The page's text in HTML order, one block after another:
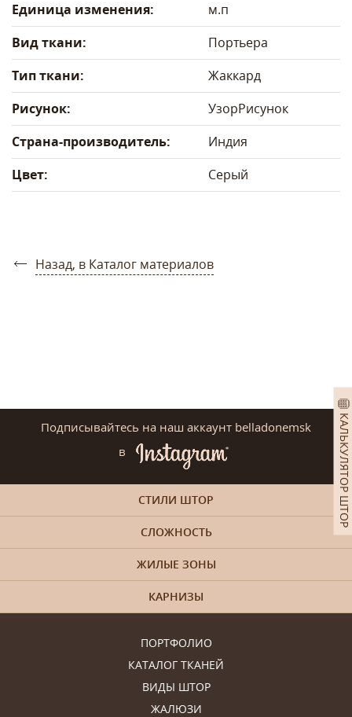
КАЛЬКУЛЯТОР ШТОР
Единица изменения:
м.п
Вид ткани:
Портьера
Тип ткани:
Жаккард
Рисунок:
УзорРисунок
Страна-производитель:
Индия
Цвет:
Серый
Назад, в Каталог материалов
Подписывайтесь на наш аккаунт belladonemsk
в
ПОРТФОЛИО
КАТАЛОГ ТКАНЕЙ
ВИДЫ ШТОР
ЖАЛЮЗИ
СТИЛИ ШТОР
СЛОЖНОСТЬ
ЖИЛЫЕ ЗОНЫ
КАРНИЗЫ